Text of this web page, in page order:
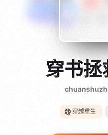
{if
gt 0"}
28短剧
穿书拯
穿越重生